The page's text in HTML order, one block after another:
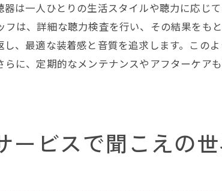
のサポート
は一人ひとりの生活スタイルや聴力に応じ
は、詳細な聴力検査を行い、その結果をも
、最適な装着感と音質を追求します。この
に、定期的なメンテナンスやアフターケアも
ービスで聞こえの